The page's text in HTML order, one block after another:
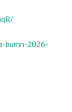
bumn-2026-